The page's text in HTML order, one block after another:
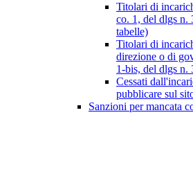
Titolari di
co. 1, del dlgs n.
tabelle)
Titolari di
direzione o di
1-bis, del dlgs n.
Cessati
pubblicare sul
Sanzioni per mancata